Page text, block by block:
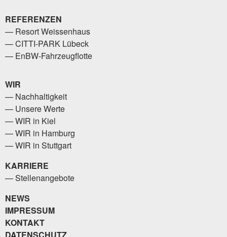
REFERENZEN
Resort Weissenhaus
CITTI-PARK Lübeck
EnBW-Fahrzeugflotte
WIR
Nachhaltigkeit
Unsere Werte
WIR in Kiel
WIR in Hamburg
WIR in Stuttgart
KARRIERE
Stellenangebote
NEWS
IMPRESSUM
KONTAKT
DATENSCHUTZ